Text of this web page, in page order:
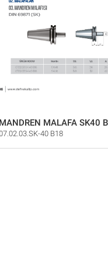
MANDREN MALAFA SK40
40 B18